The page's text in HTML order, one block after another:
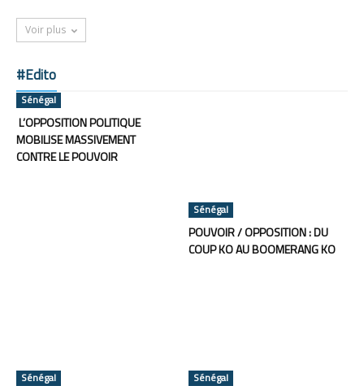
Voir plus
#Edito
Sénégal
L’OPPOSITION POLITIQUE
MOBILISE MASSIVEMENT
CONTRE LE POUVOIR
Sénégal
POUVOIR / OPPOSITION : DU
COUP KO AU BOOMERANG KO
Sénégal Sénégal